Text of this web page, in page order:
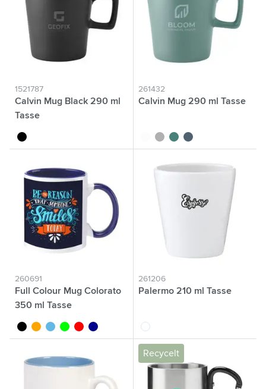
1521787
Calvin Mug Black 290 ml
Tasse
noir
261432
Calvin Mug 290 ml Tasse
blancgris vert bleu marine
260691
Full Colour Mug Colorato
350 ml Tasse
noir orangebleu clair
lime rougebleu foncé
261206
Palermo 210 ml Tasse
blanc
Recycelt